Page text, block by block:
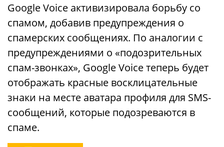
Google Voice активизировала борьбу со
спамом, добавив предупреждения о
спамерских сообщениях. По аналогии с
предупреждениями о «подозрительных
спам-звонках», Google Voice теперь будет
отображать красные восклицательные
знаки на месте аватара профиля для SMS-
сообщений, которые подозреваются в
спаме.